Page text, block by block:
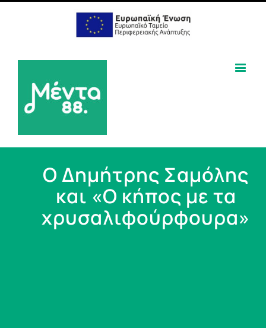
Ο Δημήτρης Σαμόλης
και «Ο κήπος με τα
χρυσαλιφούρφουρα»